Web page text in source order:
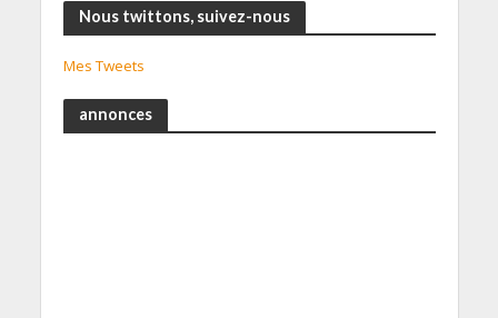
Nous twittons, suivez-nous
Mes Tweets
annonces